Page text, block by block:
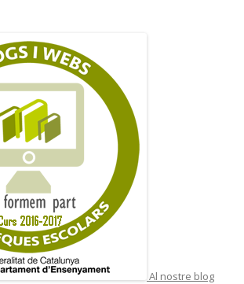
Al nostre blog